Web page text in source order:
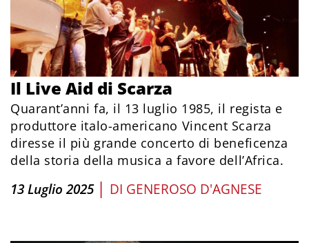
Il Live Aid di Scarza
Quarant’anni fa, il 13 luglio 1985, il regista e
produttore italo-americano Vincent Scarza
diresse il più grande concerto di beneficenza
della storia della musica a favore dell’Africa.
13 Luglio 2025 | DI GENEROSO D'AGNESE